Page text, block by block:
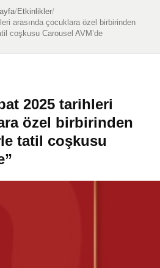
/Etkinlikler/
arasında çocuklara özel birbirinden
coşkusu Carousel AVM’de
2025 tarihleri
özel birbirinden
tatil coşkusu